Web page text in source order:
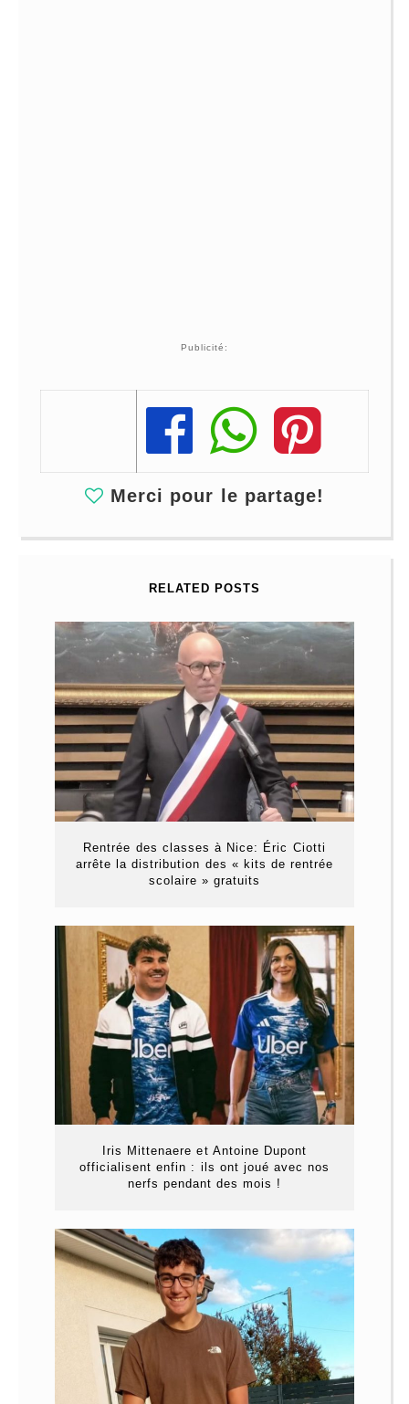
Publicité:
Share
Share
Share
Merci pour le partage!
RELATED POSTS
Rentrée des classes à Nice: Éric Ciotti
arrête la distribution des « kits de rentrée
scolaire » gratuits
Iris Mittenaere et Antoine Dupont
officialisent enfin : ils ont joué avec nos
nerfs pendant des mois !